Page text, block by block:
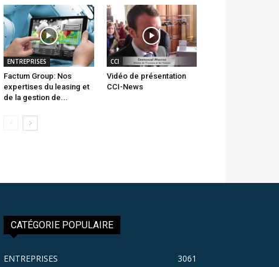
ENTREPRISES
Factum Group: Nos
expertises du leasing et
de la gestion de...
CCI
Vidéo de présentation
CCI-News
CATÉGORIE POPULAIRE
ENTREPRISES 3061